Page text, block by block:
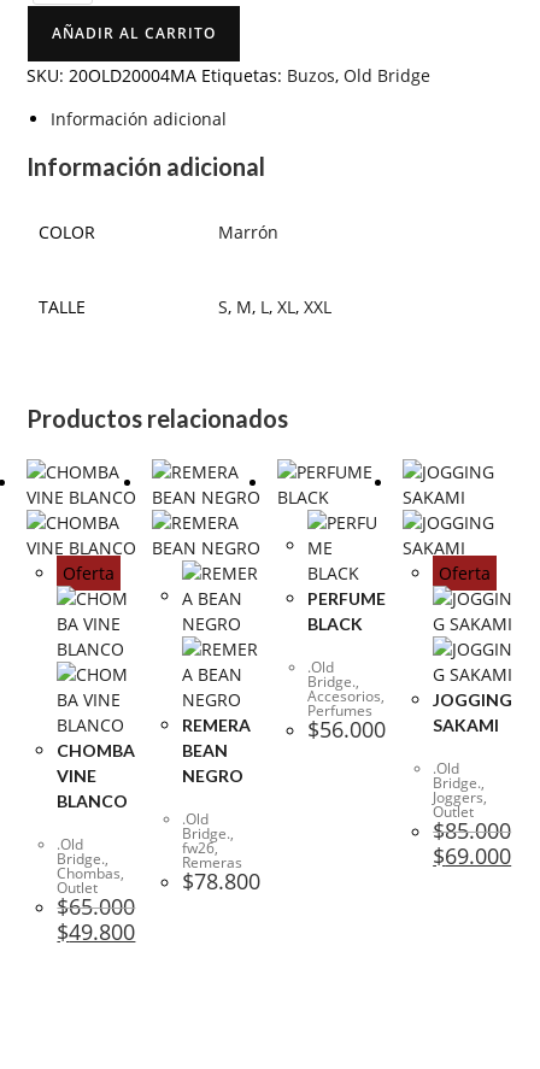
AÑADIR AL CARRITO
SKU:20OLD20004MA Etiquetas: Buzos,Old Bridge
Información adicional
Información adicional
COLOR Marrón
TALLE S, M, L,XL,XXL
Productos relacionados
Oferta
CHOMBA
VINE
BLANCO
.Old
Bridge.,
Chombas,
Outlet
$65.000
$49.800
REMERA
BEAN
NEGRO
.Old
Bridge.,
fw26,
Remeras
$78.800
PERFUME
BLACK
.Old
Bridge.,
Accesorios,
Perfumes
$56.000
Oferta
JOGGING
SAKAMI
.Old
Bridge.,
Joggers,
Outlet
$85.000
$69.000